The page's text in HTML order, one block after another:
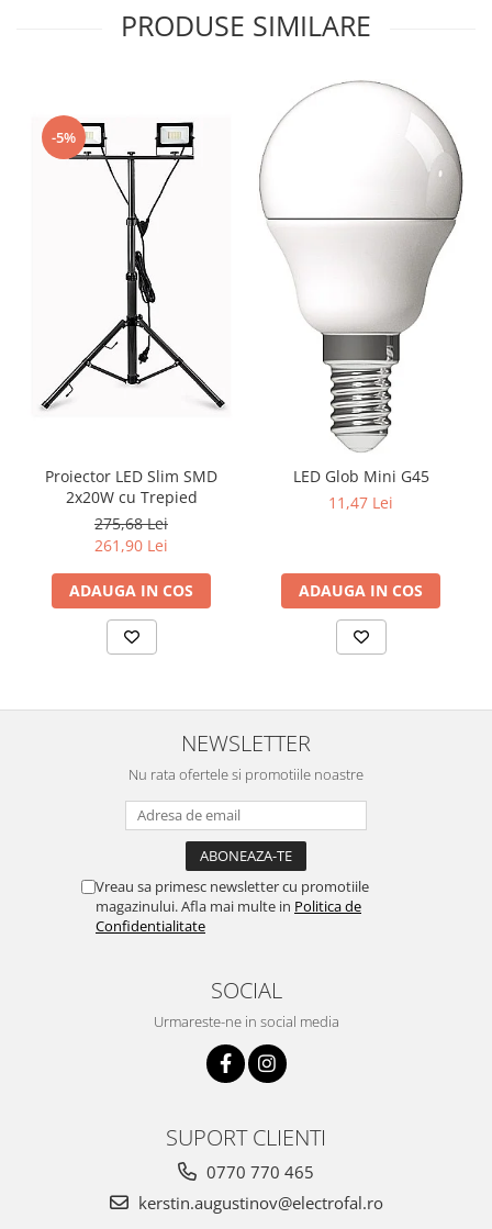
PRODUSE SIMILARE
-5%
Proiector LED Slim SMD
2x20W cu Trepied
275,68 Lei
261,90 Lei
ADAUGA IN COS
LED Glob Mini G45
11,47 Lei
ADAUGA IN COS
NEWSLETTER
Nu rata ofertele si promotiile noastre
Vreau sa primesc newsletter cu promotiile
magazinului. Afla mai multe in Politica de
Confidentialitate
SOCIAL
Urmareste-ne in social media
SUPORT CLIENTI
0770 770 465
kerstin.augustinov@electrofal.ro